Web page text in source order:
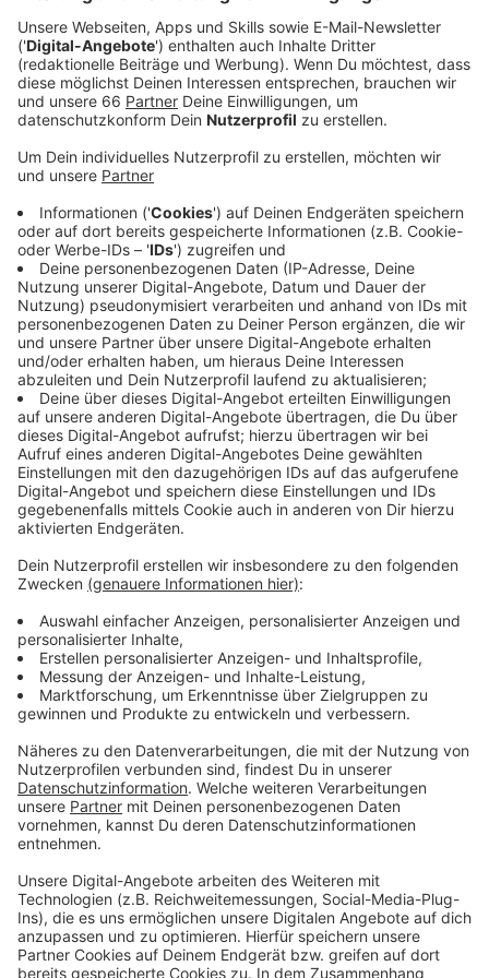
Existenz.
Veröffentlicht:Dienstag, 29.08.2023 12:15
Anzeige
stagniert das gesetzliche Apothekenhonorar seit zehn
Jahren. Deshalb hätten in den letzten Jahren
Apotheken schließen müssen, weil steigende
Bürokratie, Lieferengpässe und Personalnot vielen
Betreibern zusetzen. Die Kammer befürchtet, dass
weitere Apotheken aufgeben, wenn die Politik nicht
gegensteuert. Schon jetzt sei die Apothekendichte in
Deutschland im europäischen Vergleich
unterdurchschnittlich. Die Politik müsse verstehen,
wie wichtig die Vor-Ort-Apotheken sind, für die
tägliche Versorgung mit Medikamenten aber auch für
Nacht- und Notdienste. Deshalb sollen die Postkarten
in der kommenden Woche an die zuständigen
Ministerien übergeben werden. Die Aktion läuft auch
digital.
Anzeige
Weitere Infos und Links zum Thema:
Anzeige
Hier geht es zur digitalen Aktionspostkarte
Apotheken aufgeben
Lieferengpässe bei Medikamenten setzen
Apotheken zu